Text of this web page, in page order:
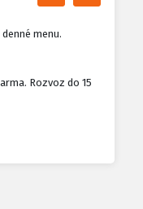
menu.
Rozvoz do 15